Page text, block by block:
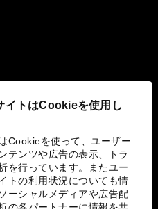
イトはCookieを使用し
Cookieを使って、ユーザー
テンツや広告の表示、トラ
を行っています。またユー
トの利用状況についても情
ーシャルメディアや広告配